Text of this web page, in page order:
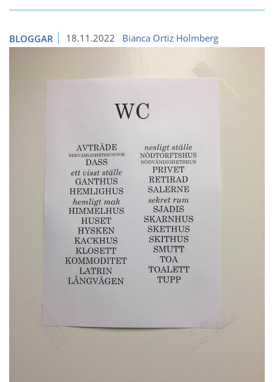
BLOGGAR 18.11.2022 Bianca Ortiz Holmberg